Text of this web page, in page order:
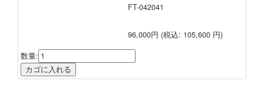
FT-042041
96,000円 (税込: 105,600 円)
数量: